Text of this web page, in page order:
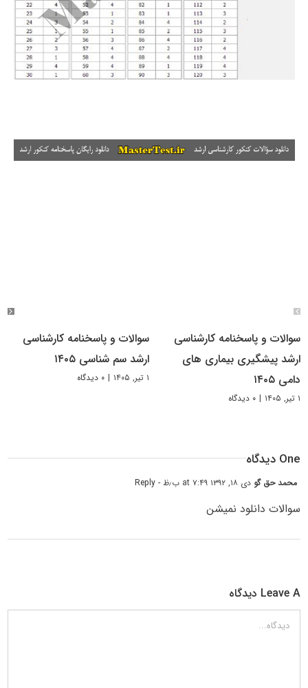
سوالات و پاسخنامه کارشناسی
ارشد پیشگیری بیماری های
دامی ۱۴۰۵
۱ تیر, ۱۴۰۵ | ۰ دیدگاه
سوالات و پاسخنامه کارشناسی
ارشد سم شناسی ۱۴۰۵
۱ تیر, ۱۴۰۵ | ۰ دیدگاه
One دیدگاه
محمد حق گو دی ۱۸, ۱۳۹۲ at ۷:۴۹ ب٫ظ - Reply
سوالات دانلود نمیشن
Leave A دیدگاه
دیدگاه